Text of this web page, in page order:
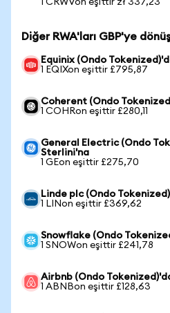
1 CRWVon eşittir zł 337,23
Diğer RWA'ları GBP'ye
Equinix (Ondo
1 EQIXon eşittir £795,87
Coherent (Ondo
1 COHRon eşittir £280,11
General Electric (Ondo
Sterlini'na
1 GEon eşittir £275,70
Linde plc (Ondo
1 LINon eşittir £369,62
Snowflake (Ondo
1 SNOWon eşittir £241,78
Airbnb (Ondo
1 ABNBon eşittir £128,63